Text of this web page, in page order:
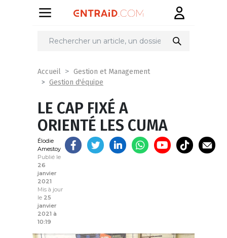
Partager
Accueil
Gestion et Management
Gestion d'équipe
LE CAP FIXÉ A
ORIENTÉ LES CUMA
Élodie
Amestoy
Publié le
26
janvier
2021
Mis à jour
le 25
janvier
2021 à
10:19